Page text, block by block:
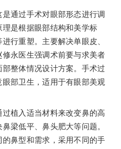
通过手术对眼部形态进行调
是根据眼部结构和美学标
行重塑。主要解决单眼皮、
修永医生强调术前要与求美者
整体情况设计方案。手术过
部卫生，适用于有眼部美观
植入适当材料来改变鼻的高
梁低平、鼻头肥大等问题。
鼻型和需求，采用不同的手